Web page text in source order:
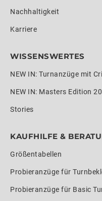
Nachhaltigkeit
Karriere
WISSENSWERTES
NEW IN: Turnanzüge mit
NEW IN: Masters Edition
Stories
KAUFHILFE &
Größentabellen
Probieranzüge für
Probieranzüge für Basic